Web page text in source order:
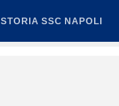
STORIA SSC NAPOLI